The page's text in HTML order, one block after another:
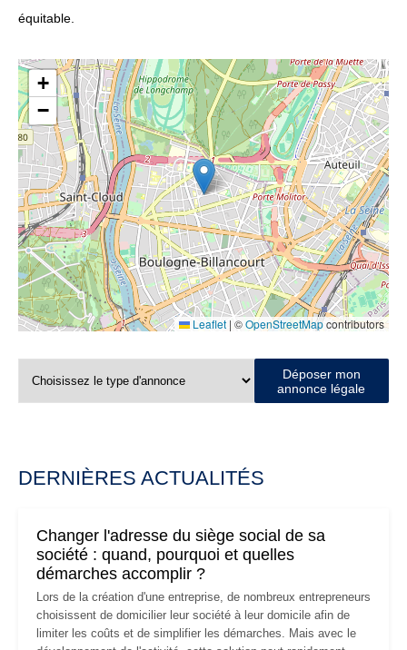
équitable.
+
−
Leaflet | ©OpenStreetMapcontributors
Déposer mon
annonce légale
DERNIÈRES ACTUALITÉS
Changer l'adresse du siège social de sa
société : quand, pourquoi et quelles
démarches accomplir ?
Lors de la création d'une entreprise, de nombreux entrepreneurs
choisissent de domicilier leur société à leur domicile afin de
limiter les coûts et de simplifier les démarches. Mais avec le